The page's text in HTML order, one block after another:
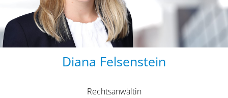
Diana Felsenstein
Rechtsanwältin